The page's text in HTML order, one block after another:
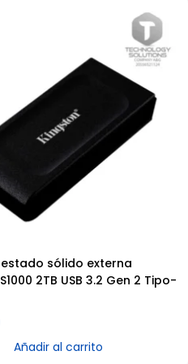
sólido externa
2TB USB 3.2 Gen 2 Tipo-
Añadir al carrito